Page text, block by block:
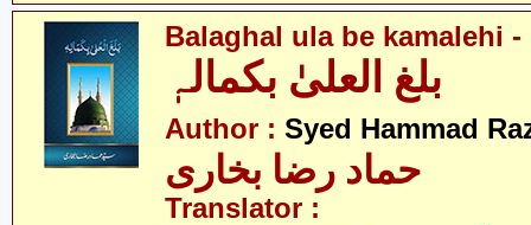
Balaghal ula be kamalehi -
بلغ العلیٰ بکمالہٖ
Author : Syed Hammad
حماد رضا بخاری
Translator :